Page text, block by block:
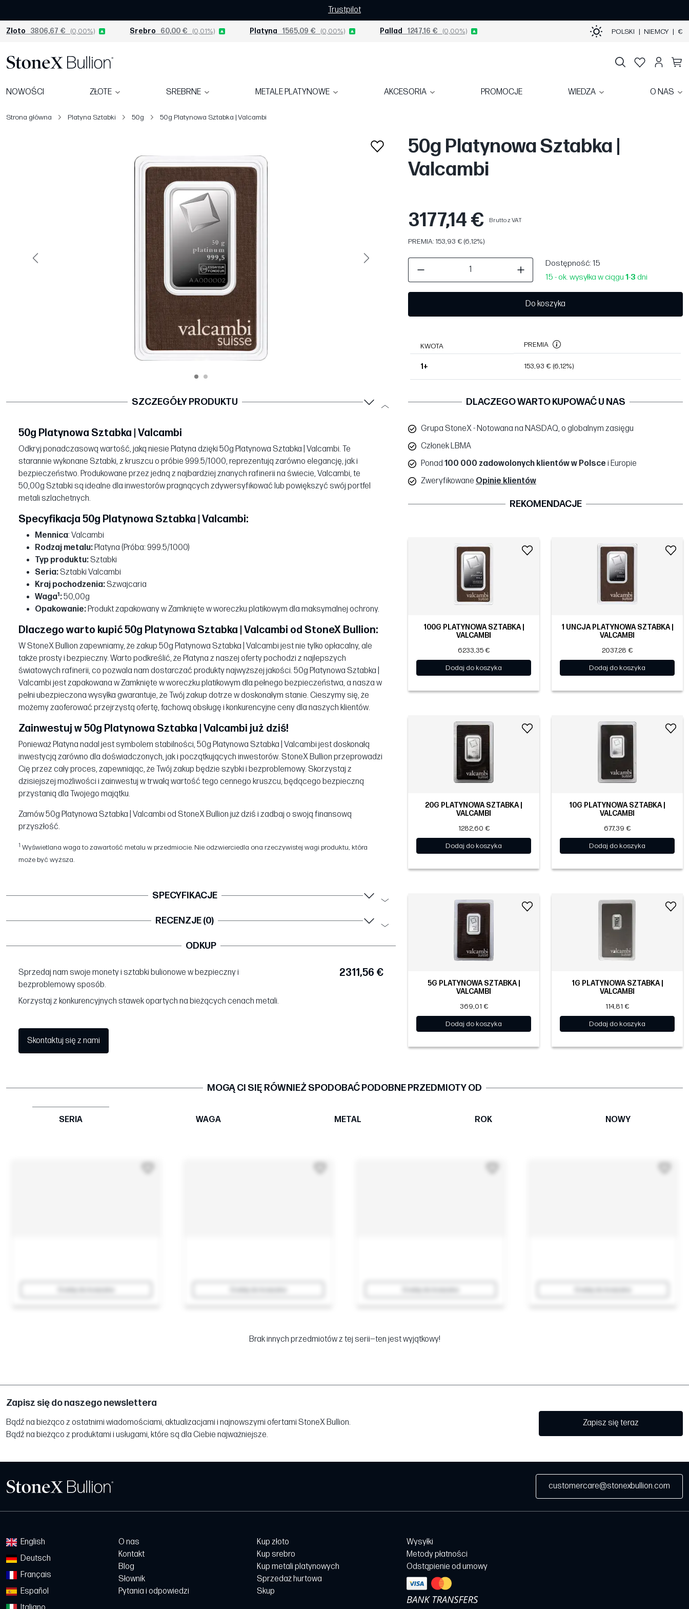
Trustpilot
Złoto 3806,67 € (0,00%) Srebro 60,00 € (0,01%) Platyna 1565,09 € (0,00%) Pallad 1247,16 € (0,00%) POLSKI | NIEMCY | €
NOWOŚCI ZŁOTE SREBRNE METALE PLATYNOWE AKCESORIA PROMOCJE WIEDZA O NAS
Strona główna Platyna Sztabki 50g 50g Platynowa Sztabka | Valcambi
Poprzedni Następny
50g Platynowa Sztabka |
Valcambi
3177,14 € Brutto z VAT
PREMIA: 153,93 € (6,12%)
Dostępność: 15
15 - ok. wysyłka w ciągu 1-3 dni
Do koszyka
KWOTA PREMIA
1+ 153,93 € (6,12%)
SZCZEGÓŁY PRODUKTU
50g Platynowa Sztabka | Valcambi
Odkryj ponadczasową wartość, jaką niesie Platyna dzięki 50g Platynowa Sztabka | Valcambi. Te
starannie wykonane Sztabki, z kruszcu o próbie 999.5/1000, reprezentują zarówno elegancję, jak i
bezpieczeństwo. Produkowane przez jedną z najbardziej znanych rafinerii na świecie, Valcambi, te
50,00g Sztabki są idealne dla inwestorów pragnących zdywersyfikować lub powiększyć swój portfel
metali szlachetnych.
Specyfikacja 50g Platynowa Sztabka | Valcambi:
Mennica: Valcambi
Rodzaj metalu:Platyna (Próba: 999.5/1000)
Typ produktu:Sztabki
Seria:Sztabki Valcambi
Kraj pochodzenia:Szwajcaria
Waga1:50,00g
Opakowanie:Produkt zapakowany w Zamknięte w woreczku platikowym dla maksymalnej ochrony.
Dlaczego warto kupić 50g Platynowa Sztabka | Valcambi od StoneX Bullion:
W StoneX Bullion zapewniamy, że zakup 50g Platynowa Sztabka | Valcambi jest nie tylko opłacalny, ale
także prosty i bezpieczny. Warto podkreślić, że Platyna z naszej oferty pochodzi z najlepszych
światowych rafinerii, co pozwala nam dostarczać produkty najwyższej jakości. 50g Platynowa Sztabka |
Valcambi jest zapakowana w Zamknięte w woreczku platikowym dla pełnego bezpieczeństwa, a nasza w
pełni ubezpieczona wysyłka gwarantuje, że Twój zakup dotrze w doskonałym stanie. Cieszymy się, że
możemy zaoferować przejrzystą ofertę, fachową obsługę i konkurencyjne ceny dla naszych klientów.
Zainwestuj w 50g Platynowa Sztabka | Valcambi już dziś!
Ponieważ Platyna nadal jest symbolem stabilności, 50g Platynowa Sztabka | Valcambi jest doskonałą
inwestycją zarówno dla doświadczonych, jak i początkujących inwestorów. StoneX Bullion przeprowadzi
Cię przez cały proces, zapewniając, że Twój zakup będzie szybki i bezproblemowy. Skorzystaj z
dzisiejszej możliwości i zainwestuj w trwałą wartość tego cennego kruszcu, będącego bezpieczną
przystanią dla Twojego majątku.
Zamów 50g Platynowa Sztabka | Valcambi od StoneX Bullion już dziś i zadbaj o swoją finansową
przyszłość.
1 Wyświetlana waga to zawartość metalu w przedmiocie. Nie odzwierciedla ona rzeczywistej wagi produktu, która
może być wyższa.
SPECYFIKACJE
RECENZJE (0)
ODKUP
2311,56 €
Sprzedaj nam swoje monety i sztabki bulionowe w bezpieczny i
bezproblemowy sposób.
Korzystaj z konkurencyjnych stawek opartych na bieżących cenach metali.
Skontaktuj się z nami
DLACZEGO WARTO KUPOWAĆ U NAS
Grupa StoneX - Notowana na NASDAQ, o globalnym zasięgu
Członek LBMA
Ponad 100 000 zadowolonych klientów w Polsce i Europie
Zweryfikowane Opinie klientów
REKOMENDACJE
100G PLATYNOWA SZTABKA |
VALCAMBI
6233,35 €
Dodaj do koszyka
1 UNCJA PLATYNOWA SZTABKA |
VALCAMBI
2037,28 €
Dodaj do koszyka
20G PLATYNOWA SZTABKA |
VALCAMBI
1282,60 €
Dodaj do koszyka
10G PLATYNOWA SZTABKA |
VALCAMBI
677,39 €
Dodaj do koszyka
5G PLATYNOWA SZTABKA |
VALCAMBI
369,01 €
Dodaj do koszyka
1G PLATYNOWA SZTABKA |
VALCAMBI
114,81 €
Dodaj do koszyka
MOGĄ CI SIĘ RÓWNIEŻ SPODOBAĆ PODOBNE PRZEDMIOTY OD
SERIA WAGA METAL ROK NOWY
Brak innych przedmiotów z tej serii—ten jest wyjątkowy!
Zapisz się do naszego newslettera
Bądź na bieżąco z ostatnimi wiadomościami, aktualizacjami i najnowszymi ofertami StoneX Bullion.
Bądź na bieżąco z produktami i usługami, które są dla Ciebie najważniejsze.
Zapisz się teraz
customercare@stonexbullion.com
English
Deutsch
Français
Español
O nas
Kontakt
Blog
Słownik
Pytania i odpowiedzi
Kup złoto
Kup srebro
Kup metali platynowych
Sprzedaż hurtowa
Skup
Wysyłki
Metody płatności
Odstąpienie od umowy